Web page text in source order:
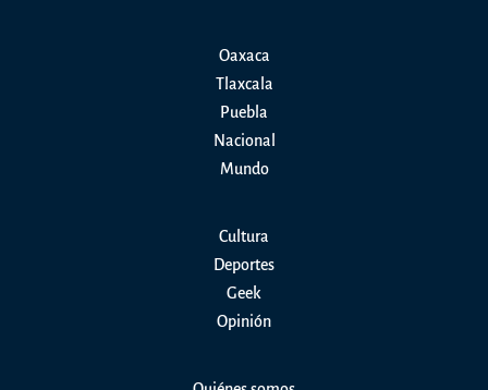
Oaxaca
Tlaxcala
Puebla
Nacional
Mundo
Cultura
Deportes
Geek
Opinión